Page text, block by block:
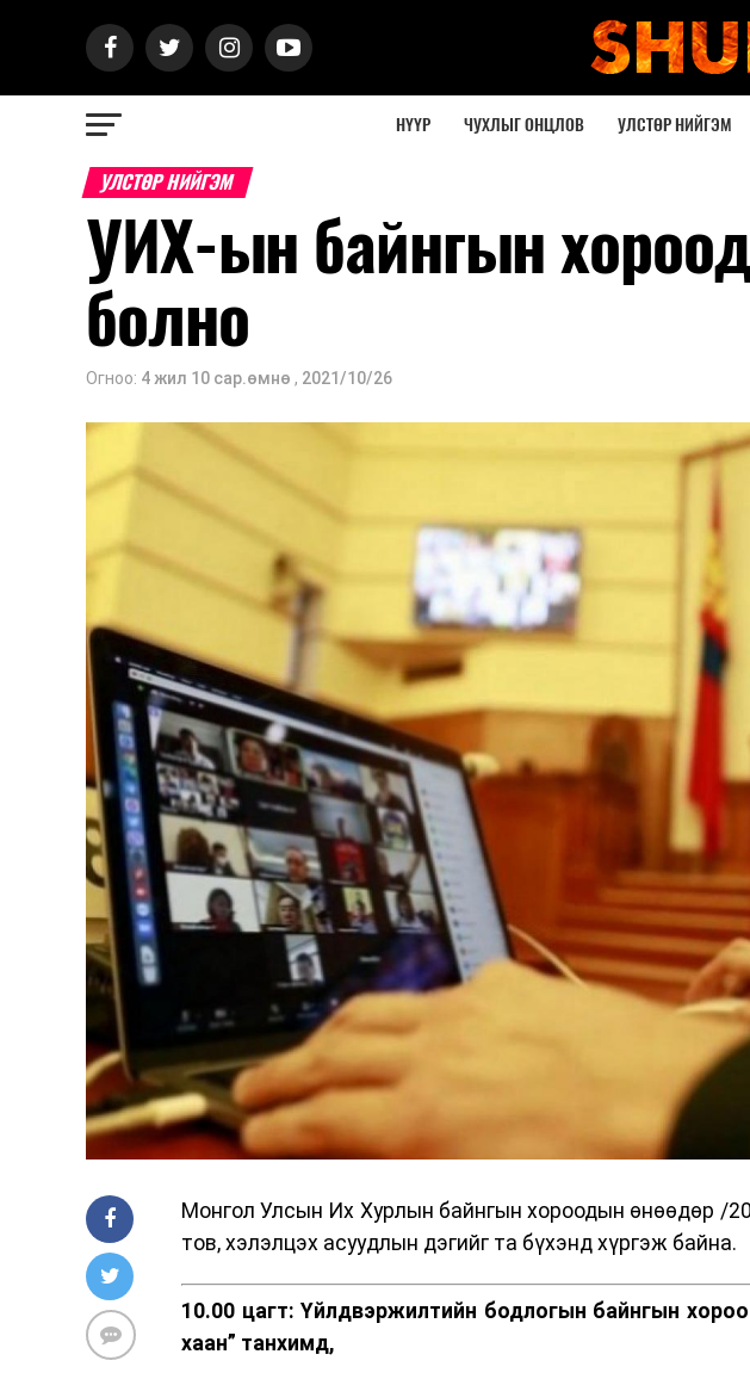
НҮҮР ЧУХЛЫГ ОНЦЛОВ УЛСТӨР НИЙГЭМ
УЛСТӨР НИЙГЭМ
УИХ-ын байнгын
болно
Огноо: 4 жил 10 сар.өмнө , 2021/10/26
Монгол Улсын Их Хурлын байнгын хороодын өнөөдөр /
тов, хэлэлцэх асуудлын дэгийг та бүхэнд хүргэж байна.
10.00 цагт:Үйлдвэржилтийн бодлогын байнгын
хаан” танхимд,